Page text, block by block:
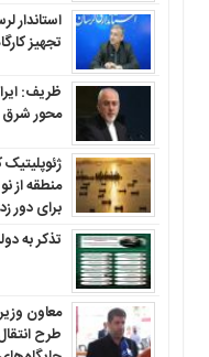
استاندار
تجهیز
ظریف:
محور شرق
منطقه‌ از
برای دور
تذکر به
معاون
طرح